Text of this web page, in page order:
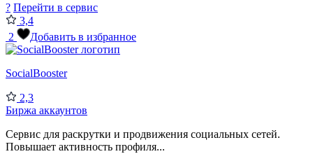
? Перейти в сервис
3,4
2
Добавить в избранное
SocialBooster
2,3
Биржа аккаунтов
Сервис для раскрутки и продвижения социальных сетей.
Повышает активность профиля...